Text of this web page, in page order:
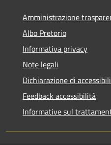
Amministrazione
Albo Pretorio
Informativa privacy
Note legali
Dichiarazione di
Feedback accessibilità
Informative sul